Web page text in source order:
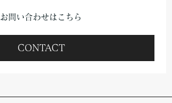
お問い合わせはこちら
CONTACT